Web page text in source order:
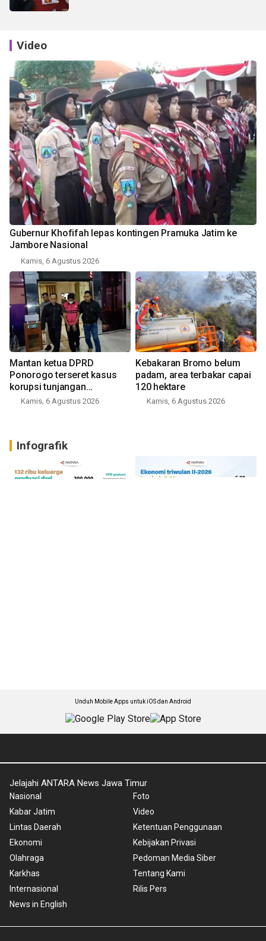
Video
Gubernur Khofifah lepas kontingen Pramuka Jatim ke
Jambore Nasional
Kamis, 6 Agustus 2026
Mantan ketua DPRD
Ponorogo terseret kasus
korupsi tunjangan
perumahan
Kamis, 6 Agustus 2026
Kebakaran Bromo belum
padam, area terbakar capai
120 hektare
Kamis, 6 Agustus 2026
Infografik
Unduh Mobile Apps untuk iOS dan Android
Jelajahi ANTARA News Jawa Timur
Nasional
Kabar Jatim
Lintas Daerah
Ekonomi
Olahraga
Karkhas
Internasional
News in English
Foto
Video
Ketentuan Penggunaan
Kebijakan Privasi
Pedoman Media Siber
Tentang Kami
Rilis Pers